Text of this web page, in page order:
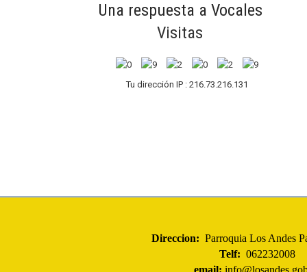
Una respuesta a Vocales
Visitas
Tu dirección IP : 216.73.216.131
Direccion: Parroquia Los Andes
Telf: 062232008
email: